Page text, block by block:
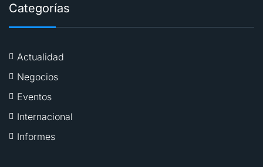
Categorías
Actualidad
Negocios
Eventos
Internacional
Informes